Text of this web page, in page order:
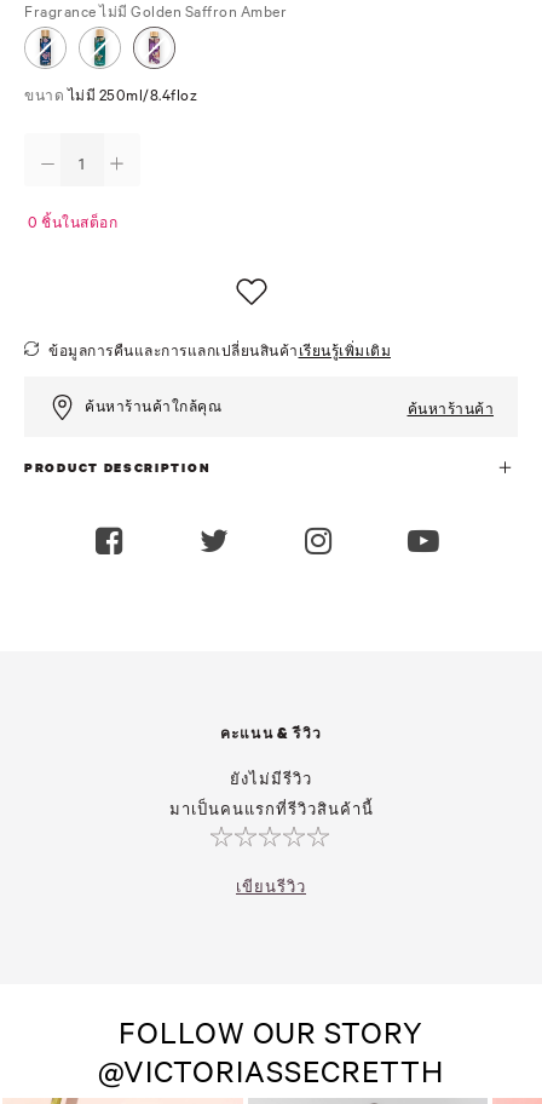
Fragranceไม่มี Golden Saffron Amber
ขนาดไม่มี 250ml/8.4floz
0 ชิ้นในสต็อก
ข้อมูลการคืนและการแลกเปลี่ยนสินค้า เรียนรู้เพิ่มเติม
ค้นหาร้านค้าใกล้คุณ ค้นหาร้านค้า
PRODUCT DESCRIPTION
คะแนน & รีวิว
ยังไม่มีรีวิว
มาเป็นคนแรกที่รีวิวสินค้านี้
เขียนรีวิว
FOLLOW OUR STORY
@VICTORIASSECRETTH